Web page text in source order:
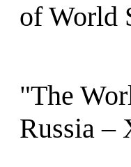
of World
"The
Russia –